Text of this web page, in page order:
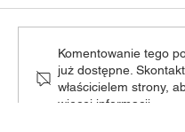
„Dziecięca Moc
zmiana terminu!
Komentowanie tego
już dostępne.
właścicielem strony,
więcej informacji.